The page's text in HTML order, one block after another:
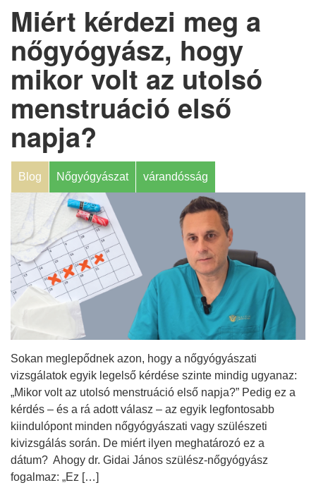
Miért kérdezi meg a
nőgyógyász, hogy
mikor volt az utolsó
menstruáció első
napja?
Blog Nőgyógyászat várandósság
Sokan meglepődnek azon, hogy a nőgyógyászati
vizsgálatok egyik legelső kérdése szinte mindig ugyanaz:
„Mikor volt az utolsó menstruáció első napja?” Pedig ez a
kérdés – és a rá adott válasz – az egyik legfontosabb
kiindulópont minden nőgyógyászati vagy szülészeti
kivizsgálás során. De miért ilyen meghatározó ez a
dátum? Ahogy dr. Gidai János szülész-nőgyógyász
fogalmaz: „Ez […]